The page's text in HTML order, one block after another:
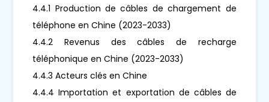
4.4.1 Production de câbles de chargement de
téléphone en Chine (2023-2033)
4.4.2 Revenus des câbles de recharge
téléphonique en Chine (2023-2033)
4.4.3 Acteurs clés en Chine
4.4.4 Importation et exportation de câbles de